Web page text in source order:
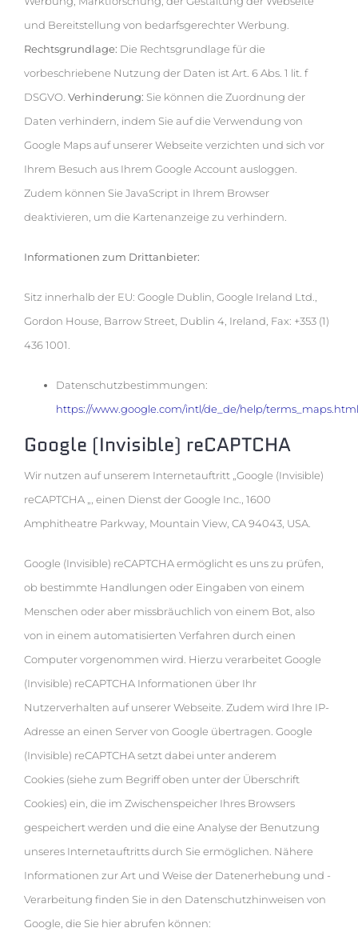
und Bereitstellung von bedarfsgerechter Werbung.
Rechtsgrundlage: Die Rechtsgrundlage für die
vorbeschriebene Nutzung der Daten ist Art. 6 Abs. 1 lit. f
DSGVO. Verhinderung: Sie können die Zuordnung der
Daten verhindern, indem Sie auf die Verwendung von
Google Maps auf unserer Webseite verzichten und sich vor
Ihrem Besuch aus Ihrem Google Account ausloggen.
Zudem können Sie JavaScript in Ihrem Browser
deaktivieren, um die Kartenanzeige zu verhindern.
Informationen zum Drittanbieter:
Sitz innerhalb der EU: Google Dublin, Google Ireland Ltd.,
Gordon House, Barrow Street, Dublin 4, Ireland, Fax: +353 (1)
436 1001.
Datenschutzbestimmungen:
https://www.google.com/intl/de_de/help/terms_maps.html
Google (Invisible) reCAPTCHA
Wir nutzen auf unserem Internetauftritt „Google (Invisible)
reCAPTCHA „, einen Dienst der Google Inc., 1600
Amphitheatre Parkway, Mountain View, CA 94043, USA.
Google (Invisible) reCAPTCHA ermöglicht es uns zu prüfen,
ob bestimmte Handlungen oder Eingaben von einem
Menschen oder aber missbräuchlich von einem Bot, also
von in einem automatisierten Verfahren durch einen
Computer vorgenommen wird. Hierzu verarbeitet Google
(Invisible) reCAPTCHA Informationen über Ihr
Nutzerverhalten auf unserer Webseite. Zudem wird Ihre IP-
Adresse an einen Server von Google übertragen. Google
(Invisible) reCAPTCHA setzt dabei unter anderem
Cookies (siehe zum Begriff oben unter der Überschrift
Cookies) ein, die im Zwischenspeicher Ihres Browsers
gespeichert werden und die eine Analyse der Benutzung
unseres Internetauftritts durch Sie ermöglichen. Nähere
Informationen zur Art und Weise der Datenerhebung und -
Verarbeitung finden Sie in den Datenschutzhinweisen von
Google, die Sie hier abrufen können: